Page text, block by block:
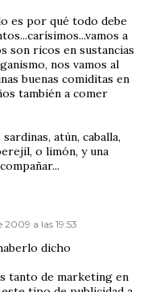
es por qué todo debe
a
son ricos en sustancias
nos vamos al
buenas comiditas en
también a comer
atún, caballa,
o limón, y una
2009 a las 19:53
dicho
tanto de marketing en